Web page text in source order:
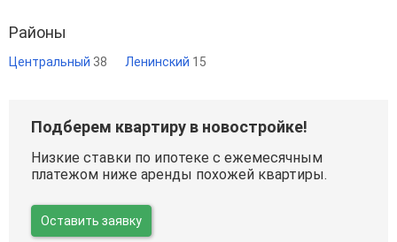
Районы
Центральный 38 Ленинский 15
Подберем квартиру в новостройке!
Низкие ставки по ипотеке с ежемесячным
платежом ниже аренды похожей квартиры.
Оставить заявку